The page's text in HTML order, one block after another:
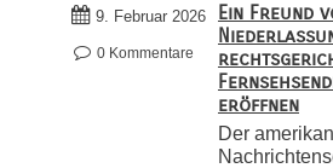
9. Februar 2026
0 Kommentare
Ein Freund
eröffnen
Der